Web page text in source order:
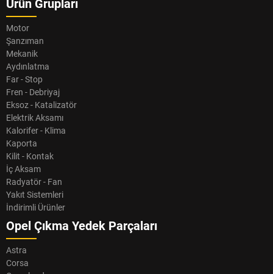
Ürün Grupları
Motor
Şanzıman
Mekanik
Aydınlatma
Far - Stop
Fren - Debriyaj
Eksoz - Katalizatör
Elektrik Aksamı
Kalorifer - Klima
Kaporta
Kilit - Kontak
İç Aksam
Radyatör - Fan
Yakıt Sistemleri
İndirimli Ürünler
Opel Çıkma Yedek Parçaları
Astra
Corsa